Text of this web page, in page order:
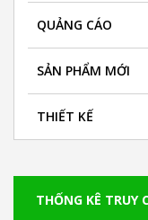
QUẢNG CÁO
SẢN PHẨM MỚI
THIẾT KẾ
THỐNG KÊ TRUY